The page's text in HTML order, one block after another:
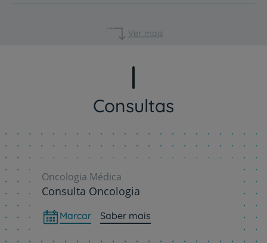
Consultas
Oncologia Médica
Consulta Oncologia
Marcar Saber mais